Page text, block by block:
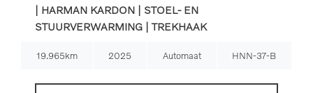
| HARMAN KARDON | STOEL- EN
STUURVERWARMING | TREKHAAK
19.965km 2025 Automaat HNN-37-B